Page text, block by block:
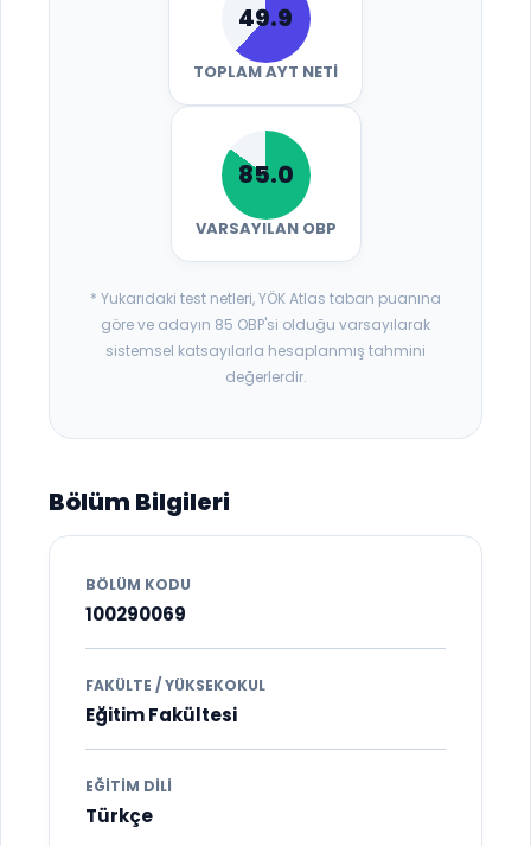
49.9
TOPLAM AYT NETI
85.0
VARSAYILAN OBP
* Yukarıdaki test netleri, YÖK Atlas taban puanına
göre ve adayın 85 OBP'si olduğu varsayılarak
sistemsel katsayılarla hesaplanmış tahmini
değerlerdir.
Bölüm Bilgileri
BÖLÜM KODU
100290069
FAKÜLTE / YÜKSEKOKUL
Eğitim Fakültesi
EĞITIM DILI
Türkçe